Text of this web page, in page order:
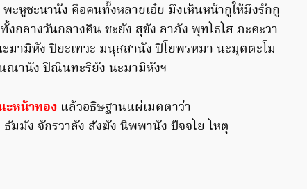
ะหูชะนานัง คือคนทั้งหลายเอ๋ย มึงเห็นหน้ากูให้มึงรักกู
กลางวันกลางคืน ชะยัง สุขัง ลาภัง พุทโธโส ภะคะวา
ามิหัง ปิยะเทวะ มนุสสานัง ปิโยพรหมา นะมุตตะโม
ณานัง ปิณินทะริยัง นะมามิหังฯ
ะหน้าทอง แล้วอธิษฐานแผ่เมตตาว่า
มมัง จักรวาลัง สังฆัง นิพพานัง ปัจจโย โหตุ